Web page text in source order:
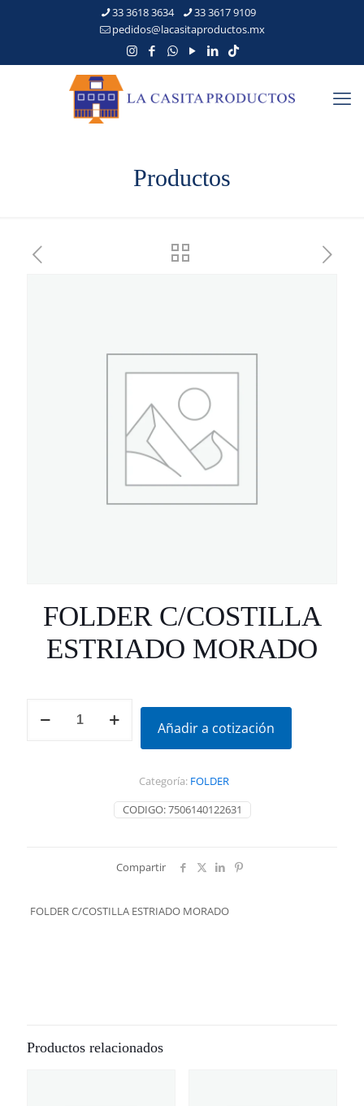
33 3618 3634
33 3617 9109
pedidos@lacasitaproductos.mx
Productos
FOLDER C/COSTILLA
ESTRIADO MORADO
C/COSTILLA
Añadir a cotización
CODIGO:7506140122631
Categoría: FOLDER
Compartir
FOLDER C/COSTILLA ESTRIADO MORADO
Productos relacionados